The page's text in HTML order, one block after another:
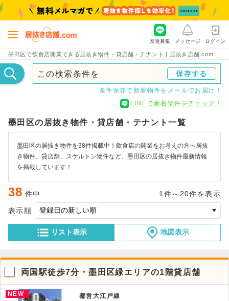
墨田区で飲食店開業できる居抜き物件・貸店舗・テナント｜居抜き店舗.com
友達募集 メッセージ ログイン
この検索条件を 保存する
条件保存で新着物件をメールでお届け！
LINEで新着物件をチェック！
墨田区の居抜き物件・貸店舗・テナント一覧
墨田区の居抜き物件を38件掲載中！飲食店の開業をお考えの方へ居抜
き物件、貸店舗、スケルトン物件など、墨田区の居抜き物件最新情報
を掲載しています！
38 件中 1件～20件を表示
リスト表示 地図表示
表示順
両国駅徒歩7分・墨田区緑エリアの1階貸店舗
NEW
都営大江戸線